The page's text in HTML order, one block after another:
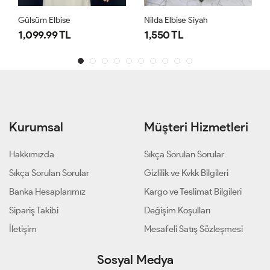
Gülsüm Elbise
1,099.99 TL
Nilda Elbise Siyah
1,550 TL
Kurumsal
Hakkımızda
Sıkça Sorulan Sorular
Banka Hesaplarımız
Sipariş Takibi
İletişim
Müşteri Hizmetleri
Sıkça Sorulan Sorular
Gizlilik ve Kvkk Bilgileri
Kargo ve Teslimat Bilgileri
Değişim Koşulları
Mesafeli Satış Sözleşmesi
Sosyal Medya